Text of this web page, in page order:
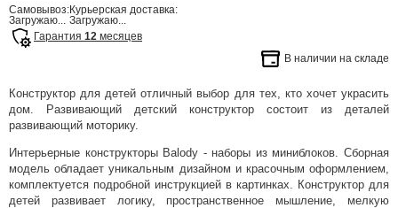
Самовывоз:
Загружаю...
Курьерская доставка:
Загружаю...
Гарантия 12 месяцев
В наличии на складе
Конструктор для детей отличный выбор для тех, кто хочет украсить
дом. Развивающий детский конструктор состоит из деталей
развивающий моторику.
Интерьерные конструкторы Balody - наборы из миниблоков. Сборная
модель обладает уникальным дизайном и красочным оформлением,
комплектуется подробной инструкцией в картинках. Конструктор для
детей развивает логику, пространственное мышление, мелкую